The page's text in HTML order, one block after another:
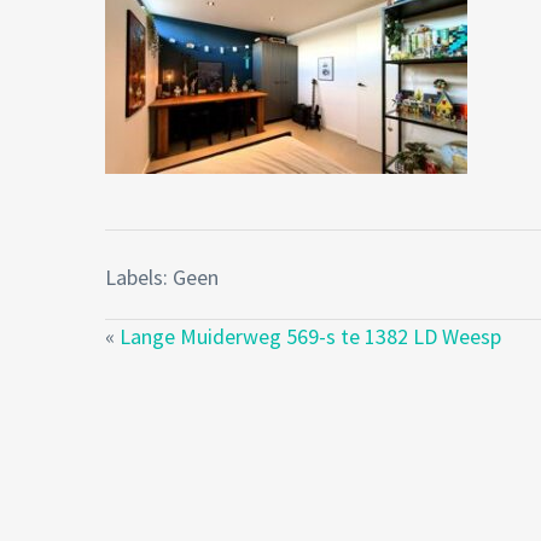
Labels: Geen
« Lange Muiderweg 569-s te 1382 LD Weesp